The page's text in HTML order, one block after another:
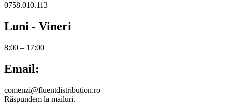
0758.010.113
Luni - Vineri
8:00 – 17:00
Email:
comenzi@fluentdistribution.ro
Răspundem la mailuri.